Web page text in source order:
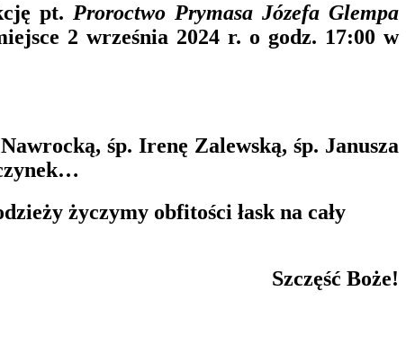
pt. Proroctwo Prymasa Józefa Glempa
2 września 2024 r. o godz. 17:00 w
śp. Irenę Zalewską, śp. Janusza
życzymy obfitości łask na cały
Szczęść Boże!